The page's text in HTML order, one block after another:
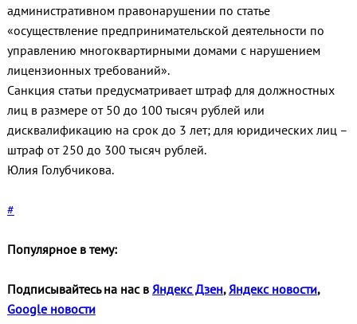
административном правонарушении по статье
«осуществление предпринимательской деятельности по
управлению многоквартирными домами с нарушением
лицензионных требований».
Санкция статьи предусматривает штраф для должностных
лиц в размере от 50 до 100 тысяч рублей или
дисквалификацию на срок до 3 лет; для юридических лиц –
штраф от 250 до 300 тысяч рублей.
Юлия Голубчикова.
#
Популярное в тему:
Подписывайтесь на нас в Яндекс Дзен,Яндекс новости,
Google новости